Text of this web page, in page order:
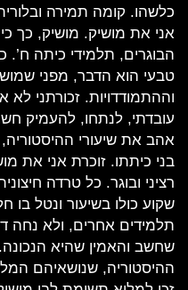
כלשהו. קומה תמירה
אני את מושיק. מושיק, כך
הבוגרים, תלמידי כיתה ח’.
טבעי הוא הדבר, מפני
וההתמודדויות. זכורתני
עובדתי, לנתחו, להעמיק
אהב את שיעורי
בני כיתתו. זוכרת אני את
רציני ובוגר. כל טרדה
שקוע כולו בשיעור ונטל
תלמידים אחרים, ולא נחה
שחשב והאמין שהיא
ההיסטוריה, שנושאיהם